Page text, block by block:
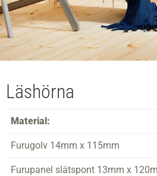
Läshörna
Material:
Furugolv 14mm x 115mm
Furupanel slätspont 13mm x